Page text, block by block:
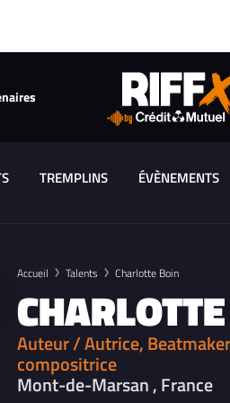
TREMPLINS ÉVÈNEMENTS
Accueil Talents Charlotte Boin
Auteur / Autrice,
compositrice
Mont-de-Marsan , France